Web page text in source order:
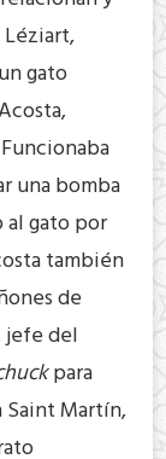
gato
una bomba
al gato por
también
de
jefe del
para
Saint Martín,